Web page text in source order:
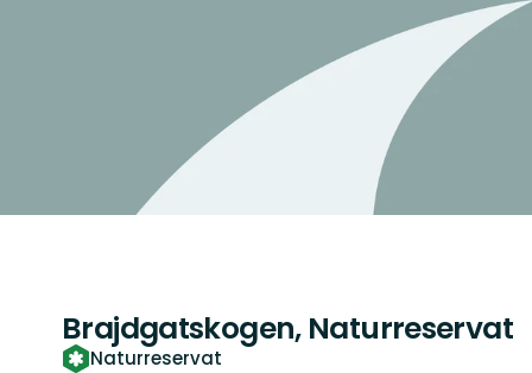
Brajdgatskogen, Naturreservat
Naturreservat